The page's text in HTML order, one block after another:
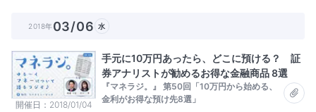
2018年03/06 水
開催日 2018/01/04
手元に10万円あったら、どこに預ける？ 証
券アナリストが勧めるお得な金融商品 8選
『マネラジ。』 第50回「10万円から始める、
金利がお得な預け先8選」